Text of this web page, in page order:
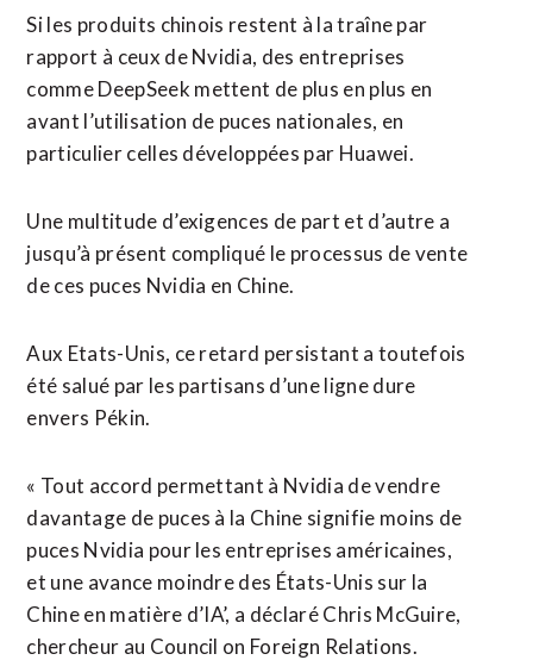
Si les produits chinois restent à la traîne par
rapport à ceux de Nvidia, des entreprises
comme ‌DeepSeek mettent de plus en plus en ​
avant l’utilisation de puces nationales, en
particulier celles développées par Huawei.
Une multitude d’exigences de part et d’autre a
jusqu’à présent compliqué le processus de vente
de ces puces Nvidia en Chine.
Aux ​Etats-Unis, ce retard persistant a toutefois
été salué par les partisans d’une ligne dure
envers Pékin.
« Tout accord permettant à Nvidia de vendre
davantage de puces à la Chine signifie moins de
puces Nvidia pour les entreprises américaines,
et une avance moindre des États-Unis sur la
Chine en matière d’IA’, a déclaré Chris McGuire,
chercheur au Council on Foreign Relations.